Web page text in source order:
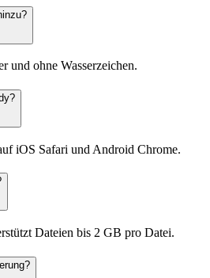
und ohne Wasserzeichen.
iOS Safari und Android Chrome.
Dateien bis 2 GB pro Datei.